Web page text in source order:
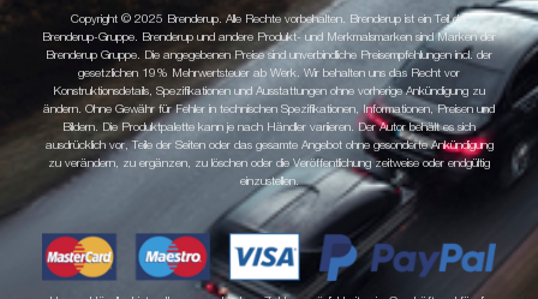
Copyright © 2025 Brenderup. Alle Rechte vorbehalten. Brenderup ist ein Teil der
Brenderup-Gruppe. Brenderup und andere Produkt- und Merkmalsmarken sind Marken der
Brenderup Gruppe. Die angegebenen Preise sind unverbindliche Preisempfehlungen incl. der
gesetzlichen 19% Mehrwertsteuer ab Werk. Wir behalten uns das Recht vor
Konstruktionsdetails, Spezifikationen und Ausstattungen ohne vorherige Ankündigung zu
ändern. Ohne Gewähr für Fehler in technischen Spezifikationen, Informationen, Preisen und
Bildern. Die Produktpalette kann je nach Händler variieren. Der Autor behält es sich
ausdrücklich vor, Teile der Seiten oder das gesamte Angebot ohne gesonderte Ankündigung
zu verändern, zu ergänzen, zu löschen oder die Veröffentlichung zeitweise oder endgültig
einzustellen.